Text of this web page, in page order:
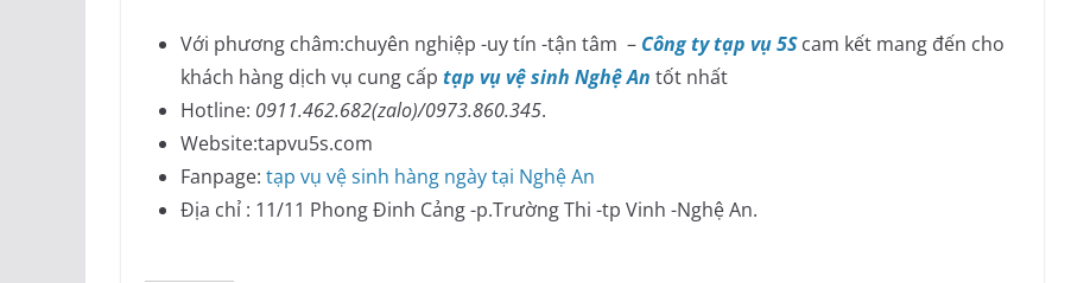
Với phương châm:chuyên nghiệp -uy tín -tận tâm – Công ty tạp vụ 5Scam kết mang đến cho
khách hàng dịch vụ cung cấp tạp vụ vệ sinh Nghệ An tốt nhất
Hotline: 0911.462.682(zalo)/0973.860.345.
Website:tapvu5s.com
Fanpage: tạp vụ vệ sinh hàng ngày tại Nghệ An
Địa chỉ : 11/11 Phong Đinh Cảng -p.Trường Thi -tp Vinh -Nghệ An.